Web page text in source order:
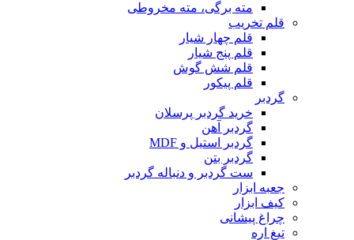
مته برگی، مته مخروطی
قلم تخریب
قلم چهار شیار
قلم پنج شیار
قلم شش گوش
قلم پیکور
گردبر
خرید گردبر پرسلان
گردبر آهن
گردبر استیل و MDF
گردبر بتن
ست گردبر و دنباله گردبر
جعبه ابزار
کیف ابزار
چراغ پیشانی
تیغ اره